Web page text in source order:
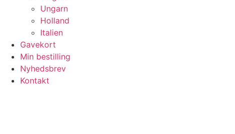
Ungarn
Holland
Italien
Gavekort
Min bestilling
Nyhedsbrev
Kontakt